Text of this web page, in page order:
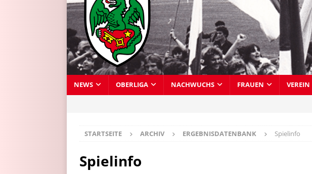
NEWS OBERLIGA NACHWUCHS FRAUEN VEREIN
STARTSEITE ARCHIV ERGEBNISDATENBANK Spielinfo
Spielinfo